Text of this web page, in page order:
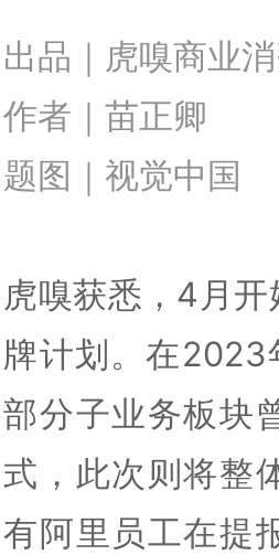
出品｜虎嗅商业
作者｜苗正卿
题图｜视觉中国
虎嗅获悉，4月
牌计划。在2023
部分子业务板块
式，此次则将整
有阿里员工在提